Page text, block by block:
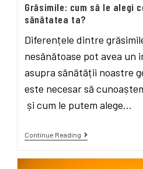
Grăsimile: cum să le alegi
sănătatea ta?
Diferențele dintre
nesănătoase pot avea un
asupra sănătății noastre
este necesar să
și cum le putem alege…
Continue Reading